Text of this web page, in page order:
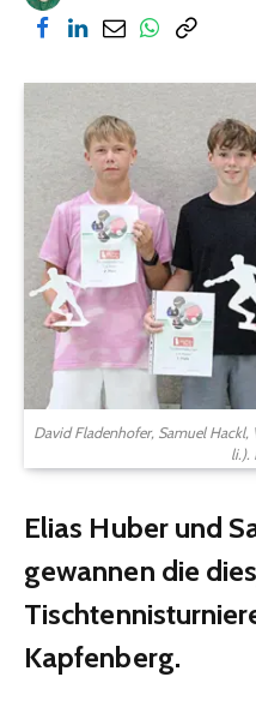
David Fladenhofer, Samuel
li.).
Elias Huber und
gewannen die
Kapfenberg.